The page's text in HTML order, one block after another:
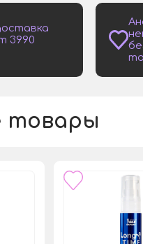
3990
товары